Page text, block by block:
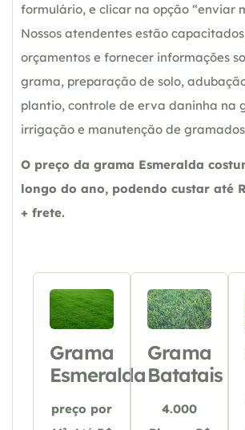
formulário, e clicar na opção “enviar
Nossos atendentes estão
orçamentos e fornecer informações
grama, preparação de solo,
plantio, controle de erva daninha na
irrigação e manutenção de
O preço da grama Esmeralda
longo do ano, podendo custar até
+ frete.
Grama
Esmeralda
preço por
Grama
Batatais
4.000